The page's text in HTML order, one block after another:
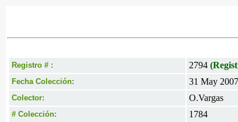
Registro # : 2794
Fecha Colección: 31 May 2007
Colector: O.Vargas
# Colección: 1784